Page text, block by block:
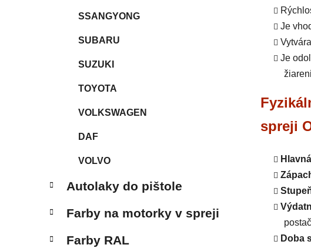
SSANGYONG
SUBARU
SUZUKI
TOYOTA
VOLKSWAGEN
DAF
VOLVO
Autolaky do pištole
Farby na motorky v spreji
Farby RAL
Je
Je
spreji
Doba